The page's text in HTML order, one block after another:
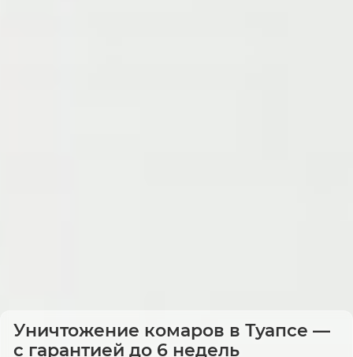
Уничтожение комаров в Туапсе —
с гарантией до 6 недель